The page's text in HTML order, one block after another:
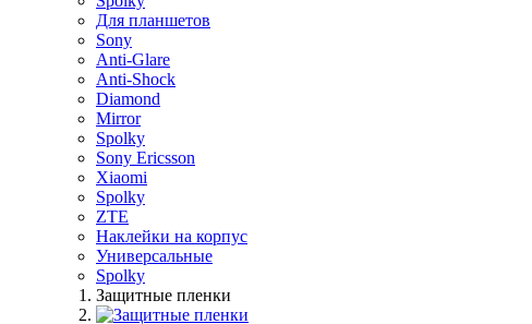
Для планшетов
Sony
Anti-Glare
Anti-Shock
Diamond
Mirror
Spolky
Sony Ericsson
Xiaomi
Spolky
ZTE
Наклейки на корпус
Универсальные
Spolky
Защитные пленки